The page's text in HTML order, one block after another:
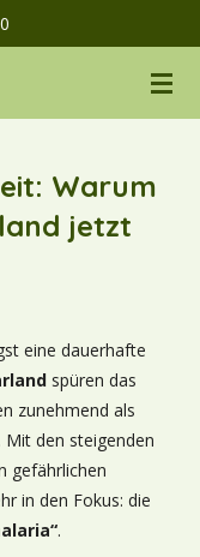
Warum
jetzt
eine dauerhafte
spüren das
zunehmend als
den steigenden
gefährlichen
in den Fokus: die
.